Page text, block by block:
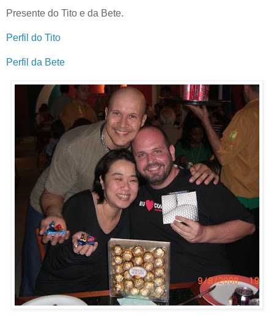
Presente do Tito e da Bete.
Perfil do Tito
Perfil da Bete